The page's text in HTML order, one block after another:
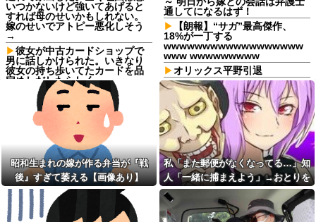
いつかないけど強いてあげると
すれば母のせいかもしれない。
嫁のせいでアトピー悪化しそう
→
彼女が中古カードショップで
男に話しかけられた。いきなり
彼女の持ち歩いてたカードを品
定めしだしたらしく…
「2年間、たぶん1日4回は握っ
てた」ラスベガスで買った3,000
円のキーホルダーを調べたら
寺田心、週6ジム通いで体重
62kg→82kgに 110kgのベンチ
プレス持ち上げる姿披露
【画像】恋する女さん、ネッ
ト民が驚愕する大変身を遂げて
しまう←コレは凄過ぎるw w w
w w w w w
日産e-power、無給油で
1980km走行しギネス記録を達
通してになるはず！
【朗報】“サガ”最高傑作、
18%が一丁する
wwwwwwwwwwwwwwwwww
www wwwwwwwww
オリックス平野引退
一人暮らししてるんだけど、
けっこう前から部屋の前の廊下
で「この部屋のヤツどんな
ん？」とか「ほんまアホやな
ぁ」などと言う人が２、３日に
一回は出てくんの。【再】
【マヌケ過ぎ】嫁の浮気現場
を見て凍りついた俺ｗｗ→結果
がコレｗｗｗｗ
バス停で知り合った料理上手
なご婦人から絶品手料理をお裾
分け。仲良くしていたが家に上
がろうとするご婦人が娘に放っ
昭和生まれの嫁が作る弁当が『戦
後』すぎて萎える【画像あり】
私「また郵便がなくなってる…」知
人「一緒に捕まえよう」→おとりを
仕掛けたら泥奥がまんまと引っかか
り…